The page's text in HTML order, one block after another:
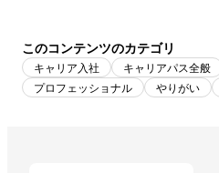
このコンテンツのカテゴリ
キャリア入社 キャリアパス全般
プロフェッショナル
やりがい